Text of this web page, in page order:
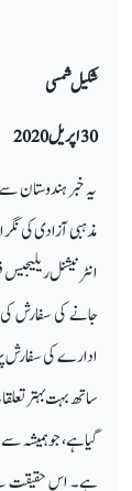
شکیل شمسی
30اپریل 2020
یہ خبر
مذہبی آزادی کی
انٹر نیشنل
جانے کی سفارش کی
ادارے کی سفارش
ساتھ بہت بہتر
گیا ہے، جو ہمیشہ
ہے۔ اس حقیقت سے